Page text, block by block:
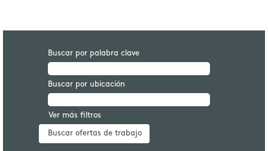
Buscar por palabra clave
Buscar por ubicación
Ver más filtros